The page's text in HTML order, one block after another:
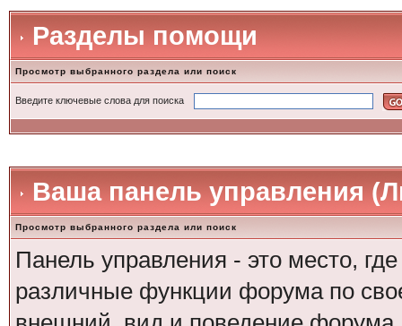
Разделы помощи
Просмотр выбранного раздела или поиск
Введите ключевые слова для поиска
Ваша панель управления
Просмотр выбранного раздела или поиск
Панель управления - это место,
различные функции форума по